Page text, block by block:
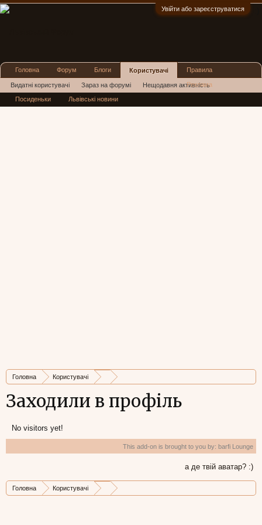
Увійти або зареєструватися
Головна Користувачі
Заходили в профіль
No visitors yet!
This add-on is brought to you by: barfi Lounge
а де твій аватар? :)
Головна Користувачі
Головна Форум Блоги Користувачі
Видатні користувачі Зараз на форумі Нещодавня активність
Нові повідомлення профілю
Правила
Реклама
Посиденьки Львівські новини